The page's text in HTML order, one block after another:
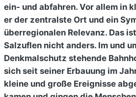
ein- und abfahren. Vor allem in
er der zentralste Ort und ein
überregionalen Relevanz. Das
Salzuflen nicht anders. Im und
Denkmalschutz stehende
sich seit seiner Erbauung im
kleine und große Ereignisse